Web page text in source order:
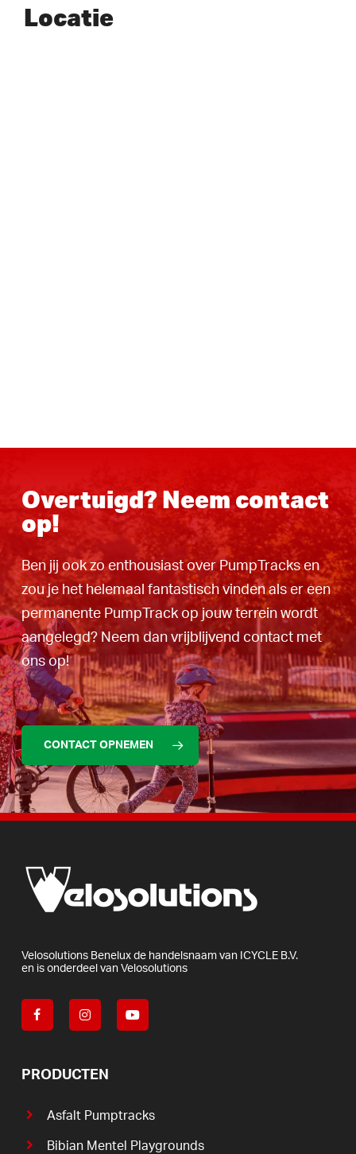
Locatie
Overtuigd? Neem contact
op!
Ben jij ook zo enthousiast over PumpTracks en
zou je het helemaal fantastisch vinden als er een
permanente PumpTrack op jouw terrein wordt
aangelegd? Neem dan vrijblijvend contact met
ons op!
CONTACT OPNEMEN
Velosolutions Benelux de handelsnaam van ICYCLE B.V.
en is onderdeel van Velosolutions
PRODUCTEN
Asfalt Pumptracks
Bibian Mentel Playgrounds